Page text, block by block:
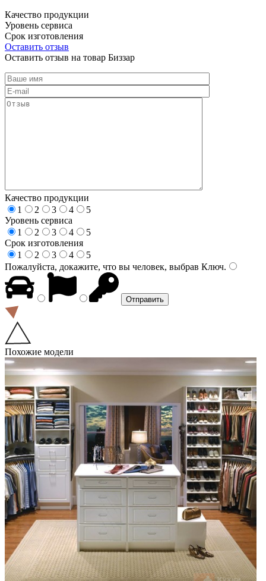
Качество продукции
Уровень сервиса
Срок изготовления
Оставить отзыв
Оставить отзыв на товар Биззар
Качество продукции
1
2 3 4
5
Уровень сервиса
1
2 3 4
5
Срок изготовления
1
2 3 4
5
Пожалуйста, докажите, что вы человек, выбрав Ключ.
Похожие модели